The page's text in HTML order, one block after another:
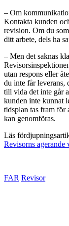
– Om
Kontakta kunden
revision. Om du
ditt arbete, dels ha
– Men det saknas
utan respons eller
du inte får leverans,
till vida det inte går
kunden inte kunnat
tidsplan tas fram för
kan genomföras.
Läs
Revisorns agerande
FAR Revisor